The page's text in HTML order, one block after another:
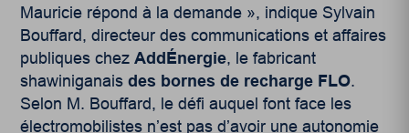
Mauricie répond à la demande », indique Sylvain
Bouffard, directeur des communications et affaires
publiques chezAddÉnergie, le fabricant
shawiniganaisdes bornes de recharge FLO.
Selon M. Bouffard, le défi auquel font face les
électromobilistes n’est pas d’avoir une autonomie